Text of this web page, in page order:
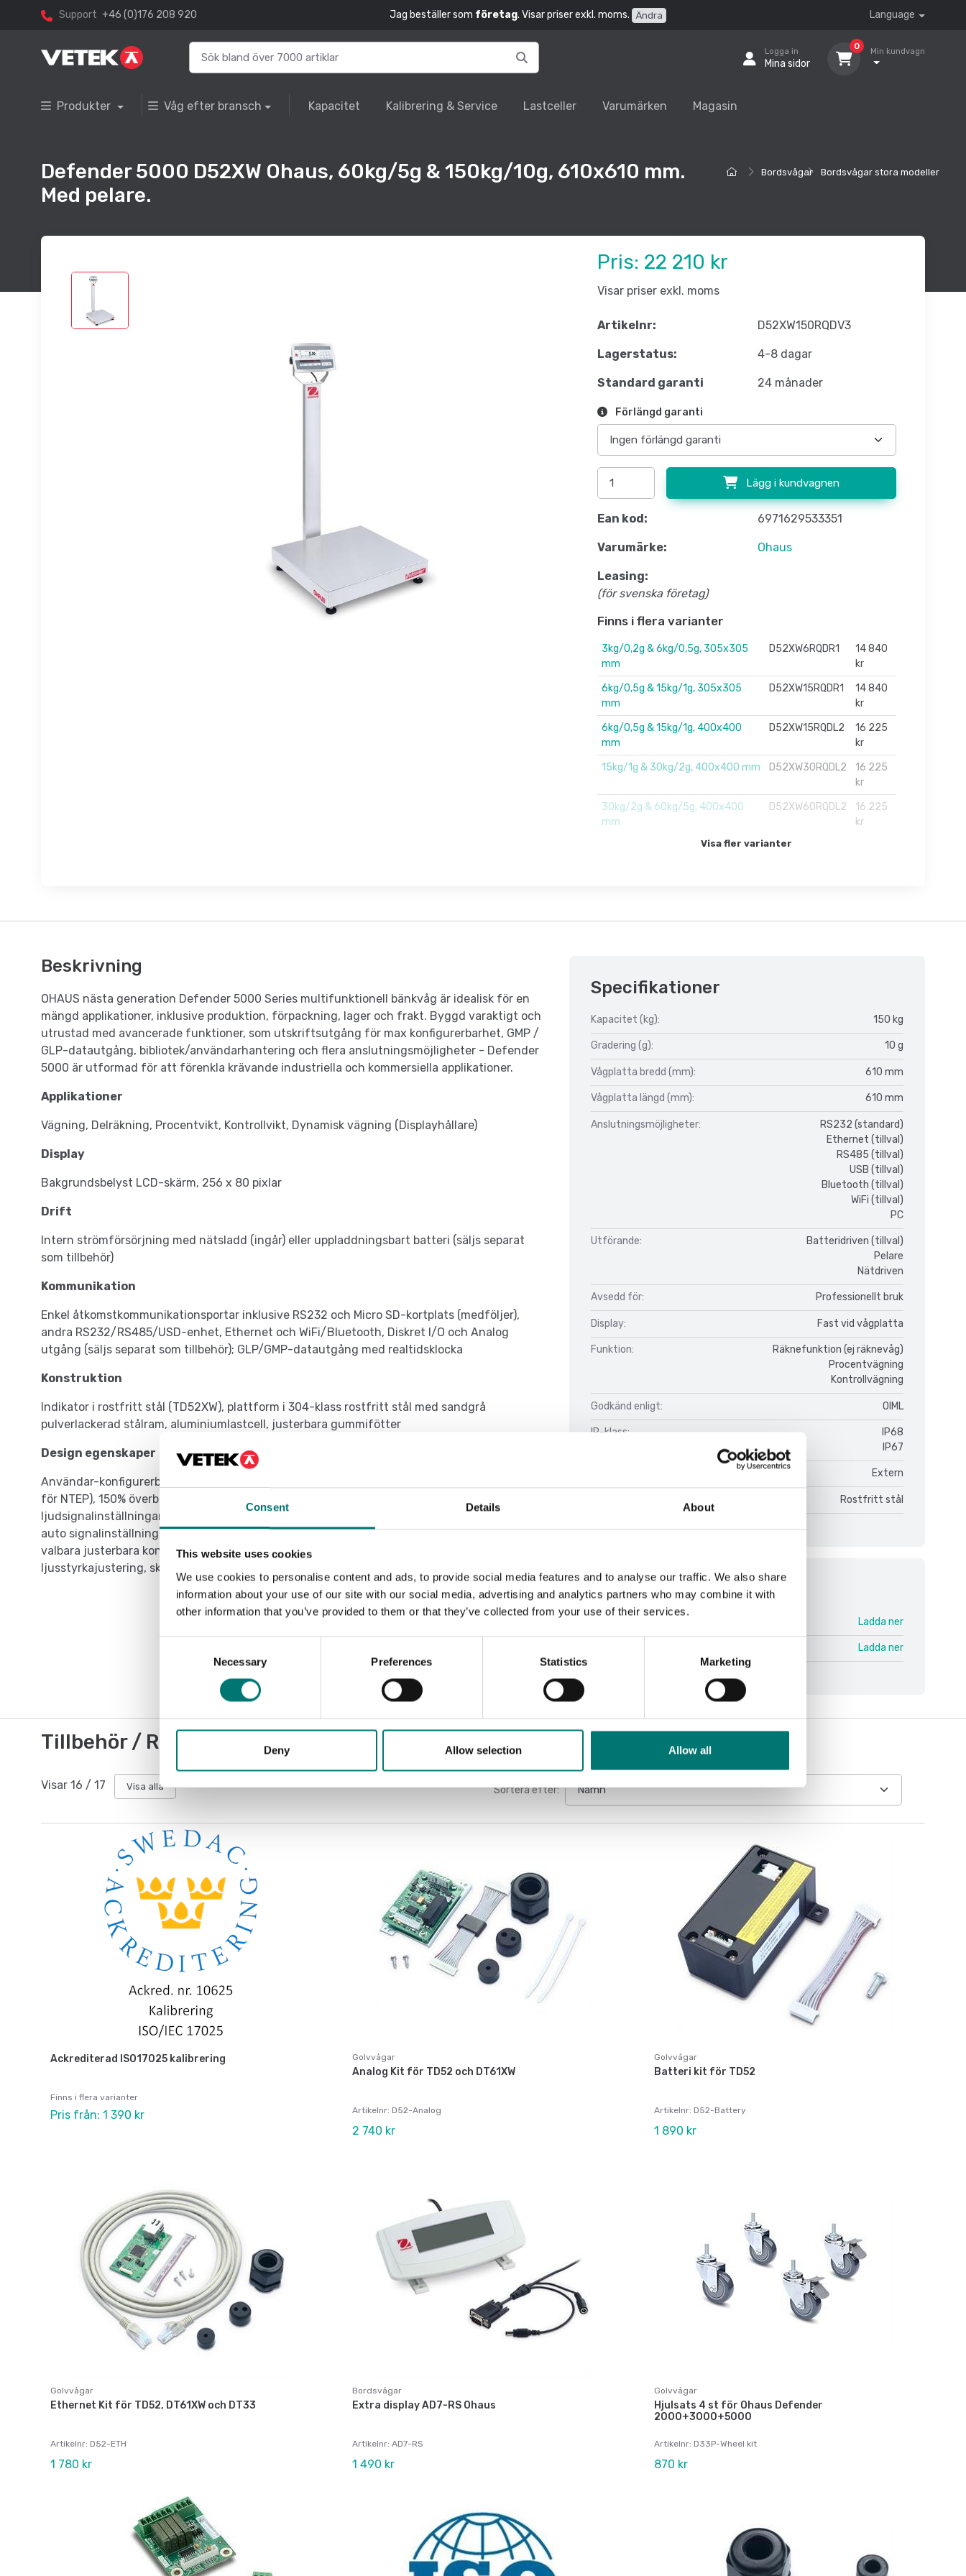
Consent Details About
This website uses cookies
We use cookies to personalise content and ads, to provide social media features and to analyse our traffic. We also share
information about your use of our site with our social media, advertising and analytics partners who may combine it with
other information that you’ve provided to them or that they’ve collected from your use of their services.
Necessary Preferences Statistics Marketing
Deny Allow selection Allow all
Support +46 (0)176 208 920 Jag beställer som företag. Visar priser exkl. moms. Ändra Language
Logga in
Mina sidor
0
Min kundvagn
Produkter Våg efter bransch Kapacitet Kalibrering & Service Lastceller Varumärken Magasin
Bordsvågar Bordsvågar stora modeller
Defender 5000 D52XW Ohaus, 60kg/5g & 150kg/10g, 610x610 mm.
Med pelare.
Pris: 22 210 kr
Visar priser exkl. moms
Artikelnr: D52XW150RQDV3
Lagerstatus: 4-8 dagar
Standard garanti 24 månader
Förlängd garanti
Lägg i kundvagnen
Ean kod: 6971629533351
Varumärke: Ohaus
Leasing:
(för svenska företag)
Finns i flera varianter
3kg/0,2g & 6kg/0,5g, 305x305
mm
D52XW6RQDR1
14 840
kr
6kg/0,5g & 15kg/1g, 305x305
mm
D52XW15RQDR1
14 840
kr
6kg/0,5g & 15kg/1g, 400x400
mm
D52XW15RQDL2
16 225
kr
15kg/1g & 30kg/2g, 400x400 mm
D52XW30RQDL2
16 225
kr
30kg/2g & 60kg/5g, 400x400
mm
D52XW60RQDL2
16 225
kr
Visa fler varianter
Beskrivning
OHAUS nästa generation Defender 5000 Series multifunktionell bänkvåg är idealisk för en
mängd applikationer, inklusive produktion, förpackning, lager och frakt. Byggd varaktigt och
utrustad med avancerade funktioner, som utskriftsutgång för max konfigurerbarhet, GMP /
GLP-datautgång, bibliotek/användarhantering och flera anslutningsmöjligheter - Defender
5000 är utformad för att förenkla krävande industriella och kommersiella applikationer.
Applikationer
Vägning, Delräkning, Procentvikt, Kontrollvikt, Dynamisk vägning (Displayhållare)
Display
Bakgrundsbelyst LCD-skärm, 256 x 80 pixlar
Drift
Intern strömförsörjning med nätsladd (ingår) eller uppladdningsbart batteri (säljs separat
som tillbehör)
Kommunikation
Enkel åtkomstkommunikationsportar inklusive RS232 och Micro SD-kortplats (medföljer),
andra RS232/RS485/USD-enhet, Ethernet och WiFi/Bluetooth, Diskret I/O och Analog
utgång (säljs separat som tillbehör); GLP/GMP-datautgång med realtidsklocka
Konstruktion
Indikator i rostfritt stål (TD52XW), plattform i 304-klass rostfritt stål med sandgrå
pulverlackerad stålram, aluminiumlastcell, justerbara gummifötter
Design egenskaper
Användar-konfigurerbar upplösning upp till dubbelt intervall 15 000d/3000 (25000d/5000d
för NTEP), 150% överbelastningskapacitetsskydd, kontrollvägssymboler med valbar drift och
ljudsignalinställningar, menyslåsomkopplare, flera valbara operativ språk, valbart miljö och
auto signalinställningar, stabilitetsindikator, indikatorer för överbelastning/underbelastning,
valbara justerbara kontrastinställningar, automatisk dimdisplay, automatisk avstängning,
ljusstyrkajustering, skärmsläckare, auto tare.
Specifikationer
Kapacitet (kg): 150 kg
Gradering (g): 10 g
Vågplatta bredd (mm): 610 mm
Vågplatta längd (mm): 610 mm
Anslutningsmöjligheter:
RS232 (standard)
Ethernet (tillval)
RS485 (tillval)
USB (tillval)
Bluetooth (tillval)
WiFi (tillval)
PC
Utförande:
Batteridriven (tillval)
Pelare
Nätdriven
Avsedd för: Professionellt bruk
Display: Fast vid vågplatta
Funktion:
Räknefunktion (ej räknevåg)
Procentvägning
Kontrollvägning
Godkänd enligt: OIML
IP-klass:
IP68
IP67
Extern
Rostfritt stål
Dokument
Ladda ner
Ladda ner
Tillbehör / Reservdelar
Visar 16 / 17 Visa alla Sortera efter:
Ackrediterad ISO17025 kalibrering
Finns i flera varianter
Pris från: 1 390 kr
Golvvågar
Analog Kit för TD52 och DT61XW
Artikelnr: D52-Analog
2 740 kr
Golvvågar
Batteri kit för TD52
Artikelnr: D52-Battery
1 890 kr
Golvvågar
Ethernet Kit för TD52, DT61XW och DT33
Artikelnr: D52-ETH
1 780 kr
Bordsvågar
Extra display AD7-RS Ohaus
Artikelnr: AD7-RS
1 490 kr
Golvvågar
Hjulsats 4 st för Ohaus Defender
2000+3000+5000
Artikelnr: D33P-Wheel kit
870 kr